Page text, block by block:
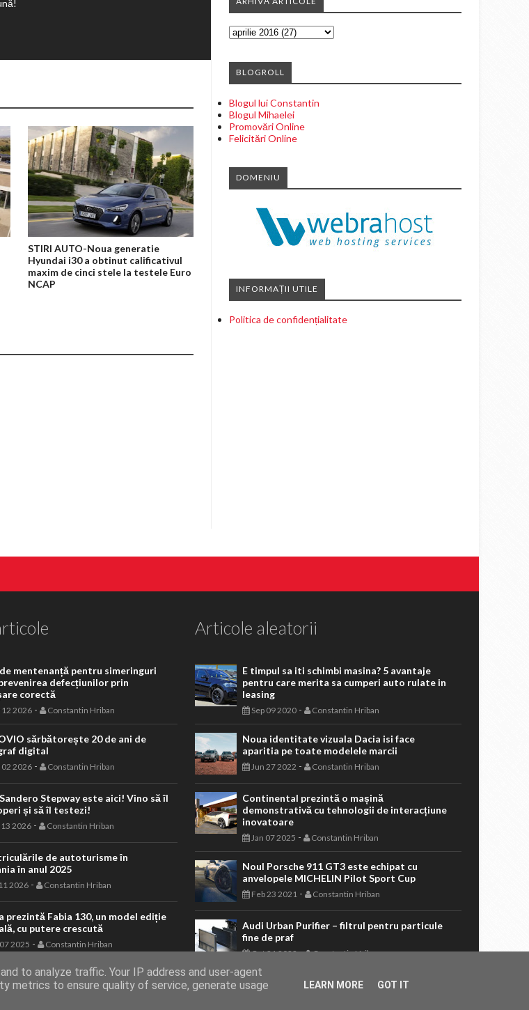
STIRI AUTO-Noua generatie
Hyundai i30 a obtinut calificativul
maxim de cinci stele la testele Euro
NCAP
BLOGROLL
Blogul lui Constantin
Blogul Mihaelei
Promovări Online
Felicitări Online
DOMENIU
INFORMAȚII UTILE
Politica de confidențialitate
mentenanță pentru simeringuri
defecțiunilor prin
corectă
12 2026 - Constantin Hriban
sărbătorește 20 de ani de
digital
02 2026 - Constantin Hriban
Stepway este aici! Vino să îl
și să îl testezi!
2026 - Constantin Hriban
de autoturisme în
în anul 2025
2026 - Constantin Hriban
prezintă Fabia 130, un model ediție
cu putere crescută
2025 - Constantin Hriban
Articole aleatorii
E timpul sa iti schimbi masina? 5 avantaje
pentru care merita sa cumperi auto rulate in
leasing
Sep 09 2020- Constantin Hriban
Noua identitate vizuala Dacia isi face
aparitia pe toate modelele marcii
Jun 27 2022 - Constantin Hriban
Continental prezintă o mașină
demonstrativă cu tehnologii de interacțiune
inovatoare
Jan 07 2025 - Constantin Hriban
Noul Porsche 911 GT3 este echipat cu
anvelopele MICHELIN Pilot Sport Cup
Feb 23 2021 - Constantin Hriban
Audi Urban Purifier – filtrul pentru particule
fine de praf
Oct 21 2022- Constantin Hriban
to analyze traffic. Your IP address and user-agent
metrics to ensure quality of service, generate usage
LEARN MORE GOT IT